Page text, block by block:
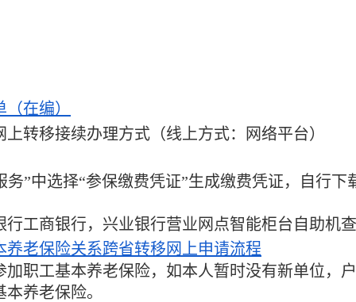
在编）
转移接续办理方式（线上方式：网络平台）
”中选择“参保缴费凭证”生成缴费凭证，自行
工商银行，兴业银行营业网点智能柜台自助机查
养老保险关系跨省转移网上申请流程
职工基本养老保险，如本人暂时没有新单位，
养老保险。